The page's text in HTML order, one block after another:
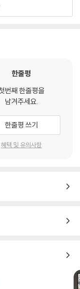
과학
?
책
누리며 살아간다. 빠르
공계 진학의 인기는 식
에는 구독자가 100만
이해하기 어려우며, 이
에 이르기까지 인류의
이야기를 중심으로, 함
세계의 보고》
킨스 《이기적 유전
한줄평
번째 한줄평을
남겨주세요.
한줄평 쓰기
혜택 및 유의사항